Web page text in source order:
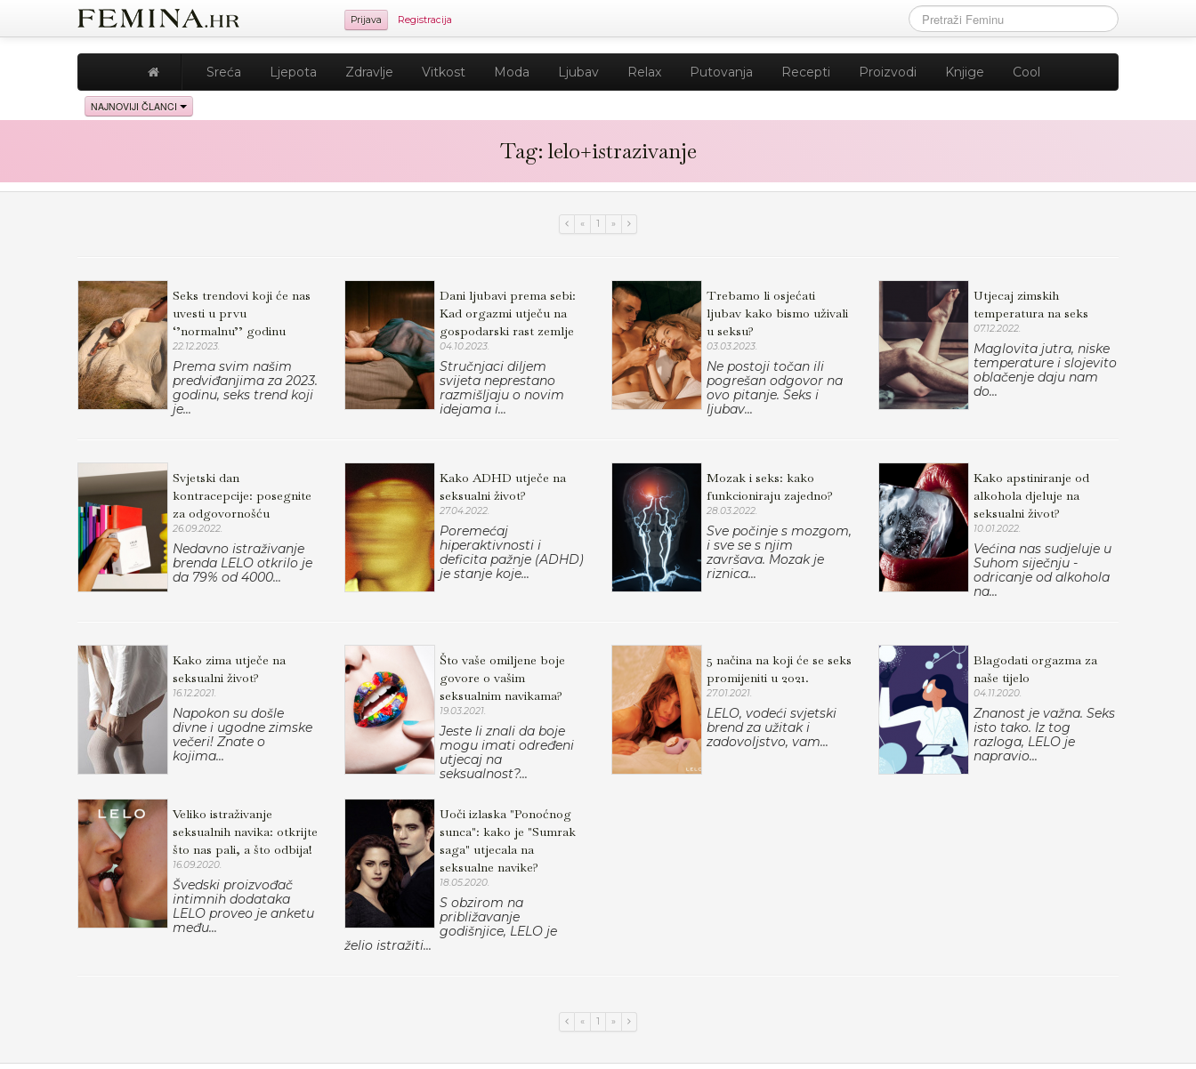
Prijava Registracija
Sreća Ljepota Zdravlje Vitkost Moda Ljubav Relax Putovanja Recepti Proizvodi Knjige Cool
NAJNOVIJI ČLANCI
Tag: lelo+istrazivanje
« 1 »
Seks trendovi koji će nas
uvesti u prvu
‘’normalnu’’ godinu
22.12.2023.
Prema svim našim
predviđanjima za 2023.
godinu, seks trend koji
je...
Dani ljubavi prema sebi:
Kad orgazmi utječu na
gospodarski rast zemlje
04.10.2023.
Stručnjaci diljem
svijeta neprestano
razmišljaju o novim
idejama i...
Trebamo li osjećati
ljubav kako bismo uživali
u seksu?​
03.03.2023.
Ne postoji točan ili
pogrešan odgovor na
ovo pitanje. Seks i
ljubav...
Utjecaj zimskih
temperatura na seks
07.12.2022.
Maglovita jutra, niske
temperature i slojevito
oblačenje daju nam
do...
Svjetski dan
kontracepcije: posegnite
za odgovornošću
26.09.2022.
Nedavno istraživanje
brenda LELO otkrilo je
da 79% od 4000...
Kako ADHD utječe na
seksualni život?
27.04.2022.
Poremećaj
hiperaktivnosti i
deficita pažnje (ADHD)
je stanje koje...
Mozak i seks: kako
funkcioniraju zajedno?
28.03.2022.
Sve počinje s mozgom,
i sve se s njim
završava. Mozak je
riznica...
Kako apstiniranje od
alkohola djeluje na
seksualni život?
10.01.2022.
Većina nas sudjeluje u
Suhom siječnju -
odricanje od alkohola
na...
Kako zima utječe na
seksualni život?
16.12.2021.
Napokon su došle
divne i ugodne zimske
večeri! Znate o
kojima...
Što vaše omiljene boje
govore o vašim
seksualnim navikama?
19.03.2021.
Jeste li znali da boje
mogu imati određeni
utjecaj na
seksualnost?...
5 načina na koji će se seks
promijeniti u 2021.
27.01.2021.
LELO, vodeći svjetski
brend za užitak i
zadovoljstvo, vam...
Blagodati orgazma za
naše tijelo
04.11.2020.
Znanost je važna. Seks
isto tako. Iz tog
razloga, LELO je
napravio...
Veliko istraživanje
seksualnih navika: otkrijte
što nas pali, a što odbija!
16.09.2020.
Švedski proizvođač
intimnih dodataka
LELO proveo je anketu
među...
Uoči izlaska "Ponoćnog
sunca": kako je "Sumrak
saga" utjecala na
seksualne navike?
18.05.2020.
S obzirom na
približavanje
godišnjice, LELO je
želio istražiti...
« 1 »